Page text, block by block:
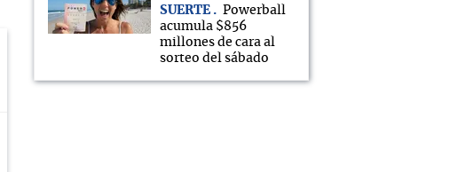
SUERTE
Powerball
acumula $856
millones de cara al
sorteo del sábado